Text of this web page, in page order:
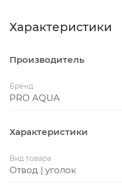
Характеристики
Производитель
Бренд
PRO AQUA
Характеристики
Вид товара
Отвод | уголок